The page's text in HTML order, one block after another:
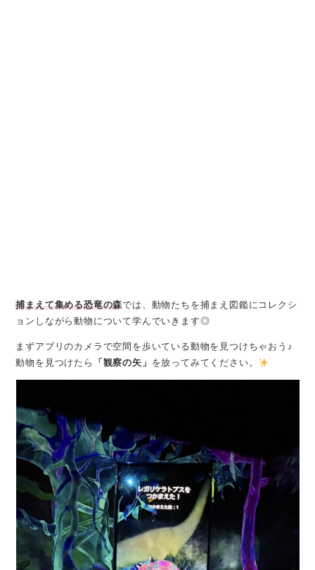
捕まえて集める恐竜の森では、動物たちを捕まえ図鑑にコレクシ
ョンしながら動物について学んでいきます◎
まずアプリのカメラで空間を歩いている動物を見つけちゃおう♪
動物を見つけたら
「観察の矢」 を放ってみてください。